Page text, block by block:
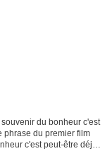
du bonheur c'est
phrase du premier film
c'est peut-être déjà